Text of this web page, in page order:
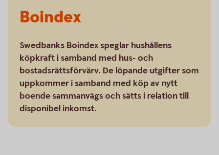
Boindex
Swedbanks Boindex speglar hushållens
köpkraft i samband med hus- och
bostadsrättsförvärv. De löpande utgifter som
uppkommer i samband med köp av nytt
boende sammanvägs och sätts i relation till
disponibel inkomst.